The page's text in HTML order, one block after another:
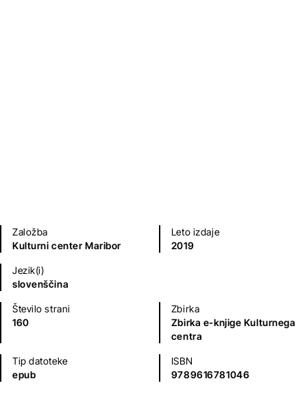
Založba
Kulturni center Maribor
Leto izdaje
2019
Jezik(i)
slovenščina
Število strani
160
Zbirka
Zbirka e-knjige Kulturnega
centra
Tip datoteke
epub
ISBN
9789616781046